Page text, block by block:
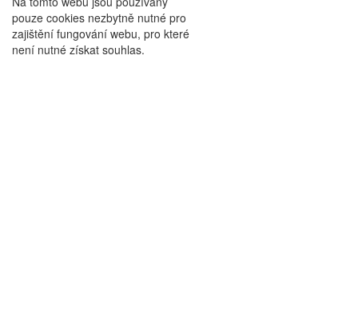
pouze cookies nezbytně nutné pro
zajištění fungování webu, pro které
není nutné získat souhlas.